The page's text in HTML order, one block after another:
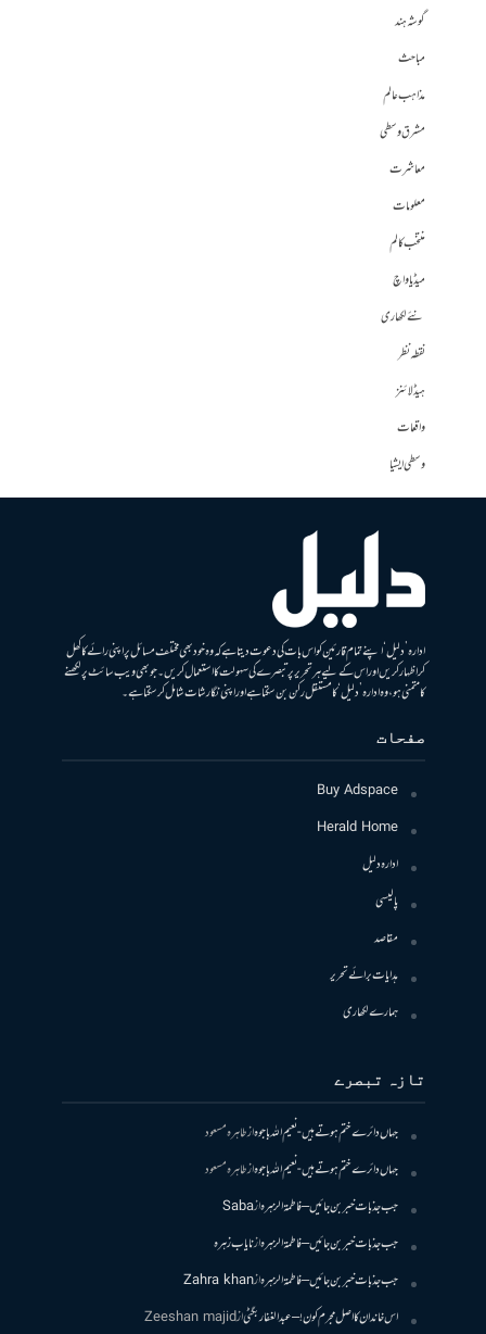
گوشہ ہند
مباحث
مذاہب عالم
مشرق وسطی
معاشرت
معلومات
منتخب کالم
میڈیا واچ
نئے لکھاری
نقطہ نظر
ہیڈلائنز
واقعات
وسطی ایشیا
ادارہ ’دلیل‘ اپنے تمام قارئین کو اس بات کی دعوت دیتا ہے کہ وہ خود بھی مختلف مسائل پر اپنی رائے کا کھل
کر اظہار کریں اور اس کے لیے ہر تحریر پر تبصرے کی سہولت کا استعمال کریں۔ جو بھی ویب سائٹ پر لکھنے
کا متمنی ہو، وہ ادارہ ’دلیل‘ کا مستقل رکن بن سکتا ہے اور اپنی نگارشات شامل کرسکتا ہے۔
صفحات
Buy Adspace
Herald Home
ادارہ دلیل
پالیسی
مقاصد
ہدایات برائے تحریر
ہمارے لکھاری
تازہ تبصرے
جہاں دائرے ختم ہوتے ہیں- نعیم اللہ باجوہازطاہرہ مسعود
جہاں دائرے ختم ہوتے ہیں- نعیم اللہ باجوہازطاہرہ مسعود
جب جذبات خبر بن جائیں – فاطمۃالزہرہازSaba
جب جذبات خبر بن جائیں – فاطمۃالزہرہازنایاب زہرہ
جب جذبات خبر بن جائیں – فاطمۃالزہرہازZahra khan
اس خاندان کا اصل مجرم کون! – عبدالغفار بگٹیازZeeshan majid